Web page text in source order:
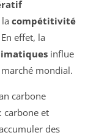
compétitivité
effet, la
influe
mondial.
carbone
carbone et
des